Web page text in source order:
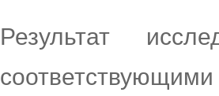
Результат